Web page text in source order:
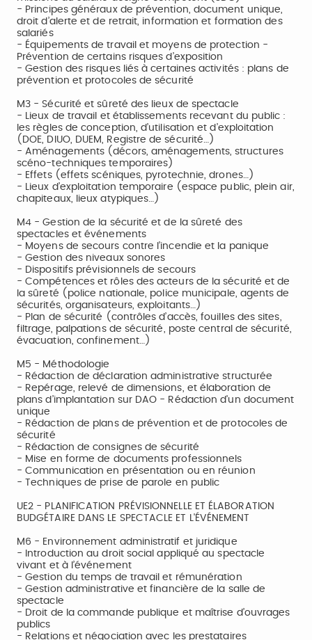
- Principes généraux de prévention, document unique,
droit d’alerte et de retrait, information et formation des
salariés
- Équipements de travail et moyens de protection -
Prévention de certains risques d’exposition
- Gestion des risques liés à certaines activités : plans de
prévention et protocoles de sécurité
M3 - Sécurité et sûreté des lieux de spectacle
- Lieux de travail et établissements recevant du public :
les règles de conception, d’utilisation et d’exploitation
(DOE, DIUO, DUEM, Registre de sécurité…)
- Aménagements (décors, aménagements, structures
scéno-techniques temporaires)
- Effets (effets scéniques, pyrotechnie, drones…)
- Lieux d’exploitation temporaire (espace public, plein air,
chapiteaux, lieux atypiques…)
M4 - Gestion de la sécurité et de la sûreté des
spectacles et événements
- Moyens de secours contre l’incendie et la panique
- Gestion des niveaux sonores
- Dispositifs prévisionnels de secours
- Compétences et rôles des acteurs de la sécurité et de
la sûreté (police nationale, police municipale, agents de
sécurités, organisateurs, exploitants…)
- Plan de sécurité (contrôles d’accès, fouilles des sites,
filtrage, palpations de sécurité, poste central de sécurité,
évacuation, confinement…)
M5 - Méthodologie
- Rédaction de déclaration administrative structurée
- Repérage, relevé de dimensions, et élaboration de
plans d’implantation sur DAO - Rédaction d'un document
unique
- Rédaction de plans de prévention et de protocoles de
sécurité
- Rédaction de consignes de sécurité
- Mise en forme de documents professionnels
- Communication en présentation ou en réunion
- Techniques de prise de parole en public
UE2 - PLANIFICATION PRÉVISIONNELLE ET ÉLABORATION
BUDGÉTAIRE DANS LE SPECTACLE ET L'ÉVÉNEMENT
M6 - Environnement administratif et juridique
- Introduction au droit social appliqué au spectacle
vivant et à l’événement
- Gestion du temps de travail et rémunération
- Gestion administrative et financière de la salle de
spectacle
- Droit de la commande publique et maîtrise d’ouvrages
publics
- Relations et négociation avec les prestataires